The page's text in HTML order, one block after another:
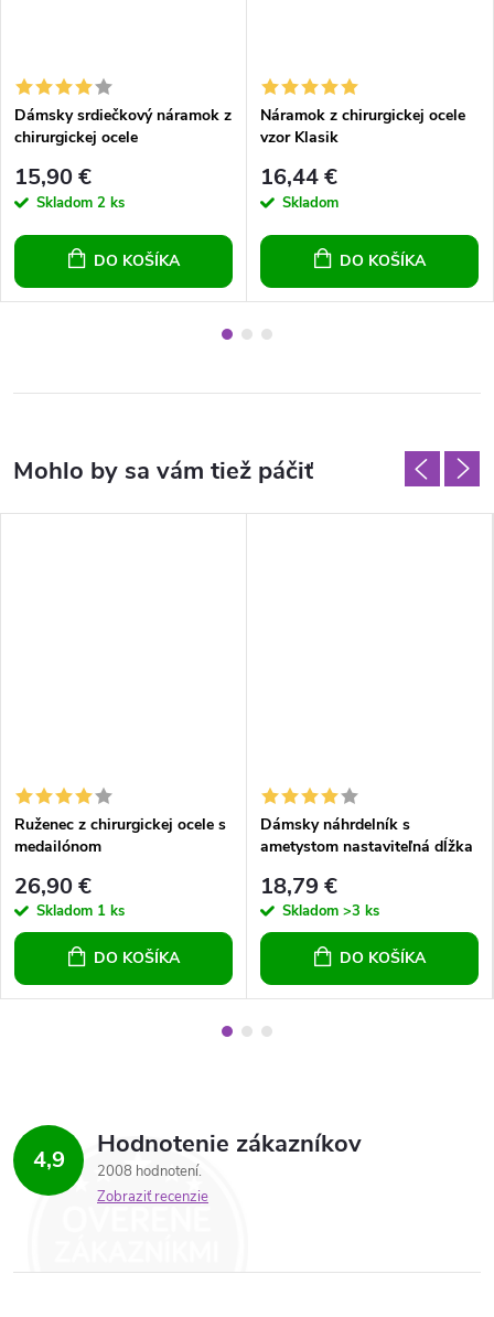
Dámsky srdiečkový náramok z
chirurgickej ocele
15,90 €
Skladom 2 ks
DO KOŠÍKA
Náramok z chirurgickej ocele
vzor Klasik
16,44 €
Skladom
DO KOŠÍKA
Ruženec z chirurgickej ocele s
medailónom
26,90 €
Skladom 1 ks
DO KOŠÍKA
Dámsky náhrdelník s
ametystom nastaviteľná dĺžka
18,79 €
Skladom >3 ks
DO KOŠÍKA
4,9 Hodnotenie zákazníkov
2008 hodnotení
Zobraziť recenzie